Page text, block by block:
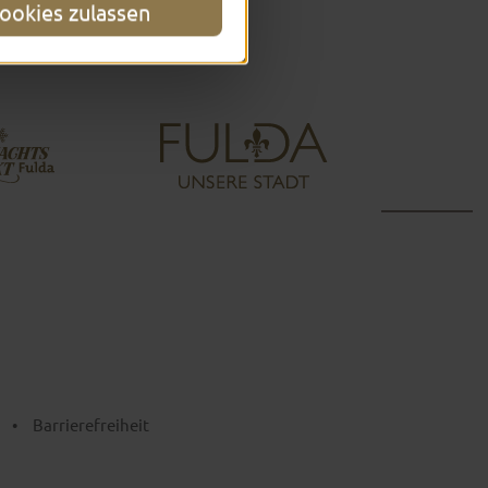
zulassen
• Barrierefreiheit